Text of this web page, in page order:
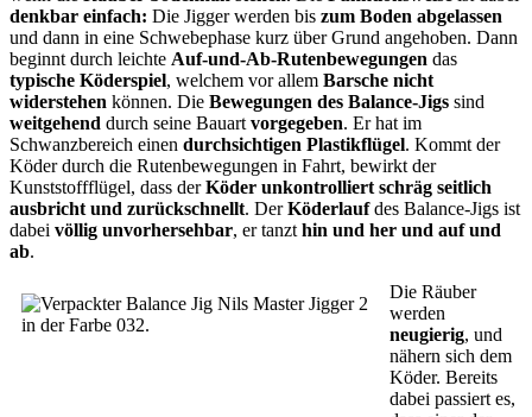
denkbar einfach: Die Jigger werden bis zum Boden abgelassen
und dann in eine Schwebephase kurz über Grund angehoben. Dann
beginnt durch leichte Auf-und-Ab-Rutenbewegungen das
typische Köderspiel, welchem vor allem Barsche nicht
widerstehen können. Die Bewegungen des Balance-Jigs sind
weitgehend durch seine Bauart vorgegeben. Er hat im
Schwanzbereich einen durchsichtigen Plastikflügel. Kommt der
Köder durch die Rutenbewegungen in Fahrt, bewirkt der
Kunststoffflügel, dass derKöder unkontrolliert schräg seitlich
ausbricht und zurückschnellt. DerKöderlaufdes Balance-Jigs ist
dabei völlig unvorhersehbar, er tanzt hin und her und auf und
ab.
Die Räuber
werden
neugierig, und
nähern sich dem
Köder. Bereits
dabei passiert es,